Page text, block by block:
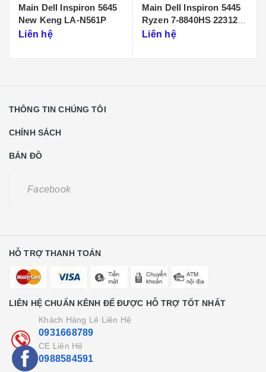
Main Dell Inspiron 5445
Ryzen 7-8840HS 223125-
1Liên hệ
Main Dell Inspiron 5440
Core 7 NEW 233064-1
Liên hệ
THÔNG TIN CHÚNG TÔI
CHÍNH SÁCH
BẢN ĐỒ
Facebook
HỖ TRỢ THANH TOÁN
LIÊN HỆ CHUẨN KÊNH ĐỂ ĐƯỢC HỖ TRỢ TỐT NHẤT
Khách Hàng Lẻ Liên Hệ
0931668789
CE Liên Hệ
0988584591